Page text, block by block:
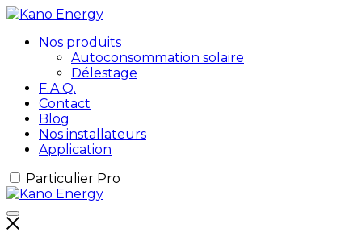
Nos produits
Autoconsommation solaire
Délestage
F.A.Q.
Contact
Blog
Nos installateurs
Application
Particulier Pro